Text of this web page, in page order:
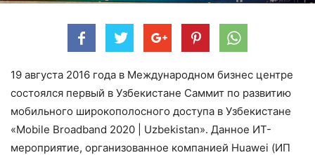
19 августа 2016 года в Международном бизнес центре
состоялся первый в Узбекистане Саммит по развитию
мобильного широкополосного доступа в Узбекистане
«Mobile Broadband 2020 | Uzbekistan». Данное ИТ-
мероприятие, организованное компанией Huawei (ИП